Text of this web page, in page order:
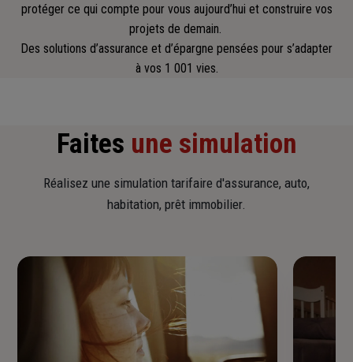
protéger ce qui compte pour vous aujourd’hui et construire vos
projets de demain.
Des solutions d’assurance et d’épargne pensées pour s’adapter
à vos 1 001 vies.
Faites une simulation
Réalisez une simulation tarifaire d'assurance, auto,
habitation, prêt immobilier.